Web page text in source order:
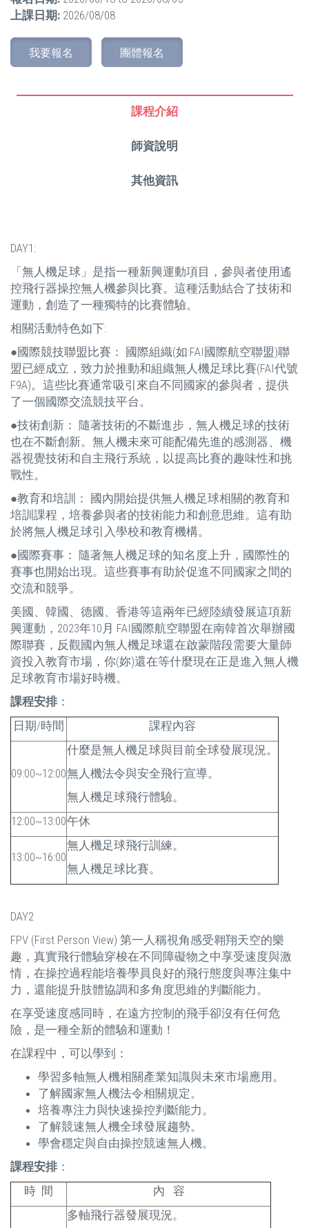
上課日期: 2026/08/08
我要報名 團體報名
課程介紹
師資說明
其他資訊
DAY1:
「無人機足球」是指一種新興運動項目，參與者使用遙
控飛行器操控無人機參與比賽。這種活動結合了技術和
運動，創造了一種獨特的比賽體驗。
相關活動特色如下:
●國際競技聯盟比賽： 國際組織(如:FAI國際航空聯盟)聯
盟已經成立，致力於推動和組織無人機足球比賽(FAI代號
F9A)。這些比賽通常吸引來自不同國家的參與者，提供
了一個國際交流競技平台。
●技術創新： 隨著技術的不斷進步，無人機足球的技術
也在不斷創新。無人機未來可能配備先進的感測器、機
器視覺技術和自主飛行系統，以提高比賽的趣味性和挑
戰性。
●教育和培訓： 國內開始提供無人機足球相關的教育和
培訓課程，培養參與者的技術能力和創意思維。這有助
於將無人機足球引入學校和教育機構。
●國際賽事： 隨著無人機足球的知名度上升，國際性的
賽事也開始出現。這些賽事有助於促進不同國家之間的
交流和競爭。
美國、韓國、德國、香港等這兩年已經陸續發展這項新
興運動，2023年10月 FAI國際航空聯盟在南韓首次舉辦國
際聯賽，反觀國內無人機足球還在啟蒙階段需要大量師
資投入教育市場，你(妳)還在等什麼現在正是進入無人機
足球教育市場好時機。
課程安排 ：
日期/時間
課程內容
09:00~12:00
什麼是無人機足球與目前全球發展現況。
無人機法令與安全飛行宣導。
無人機足球飛行體驗。
12:00~13:00午休
13:00~16:00
無人機足球飛行訓練。
無人機足球比賽。
DAY2
FPV (First Person View) 第一人稱視角感受翱翔天空的樂
趣，真實飛行體驗穿梭在不同障礙物之中享受速度與激
情，在操控過程能培養學員良好的飛行態度與專注集中
力，還能提升肢體協調和多角度思維的判斷能力。
在享受速度感同時，在遠方控制的飛手卻沒有任何危
險，是一種全新的體驗和運動！
在課程中，可以學到：
學習多軸無人機相關產業知識與未來市場應用。
了解國家無人機法令相關規定。
培養專注力與快速操控判斷能力。
了解競速無人機全球發展趨勢。
學會穩定與自由操控競速無人機。
課程安排 ：
時 間
內 容
多軸飛行器發展現況。